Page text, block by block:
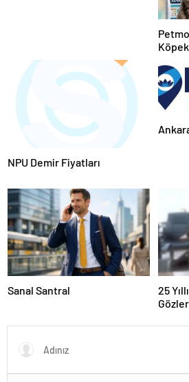
NPU Demir Fiyatları
Sanal Santral
25